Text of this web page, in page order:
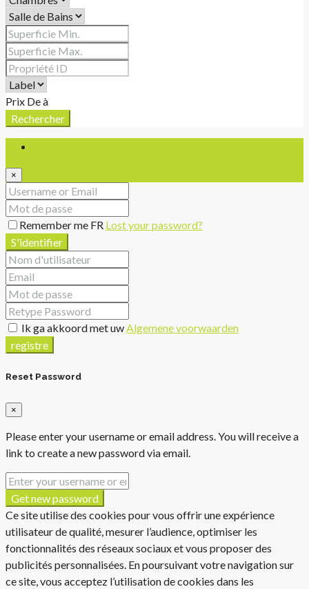
Prix Deà
Rechercher
×
Remember me FR Lost your password?
S'identifier
Ik ga akkoord met uwAlgemene voorwaarden
registre
Reset Password
×
Please enter your username or email address. You will receive a
link to create a new password via email.
Get new password
Ce site utilise des cookies pour vous offrir une expérience
utilisateur de qualité, mesurer l’audience, optimiser les
fonctionnalités des réseaux sociaux et vous proposer des
publicités personnalisées. En poursuivant votre navigation sur
ce site, vous acceptez l’utilisation de cookies dans les